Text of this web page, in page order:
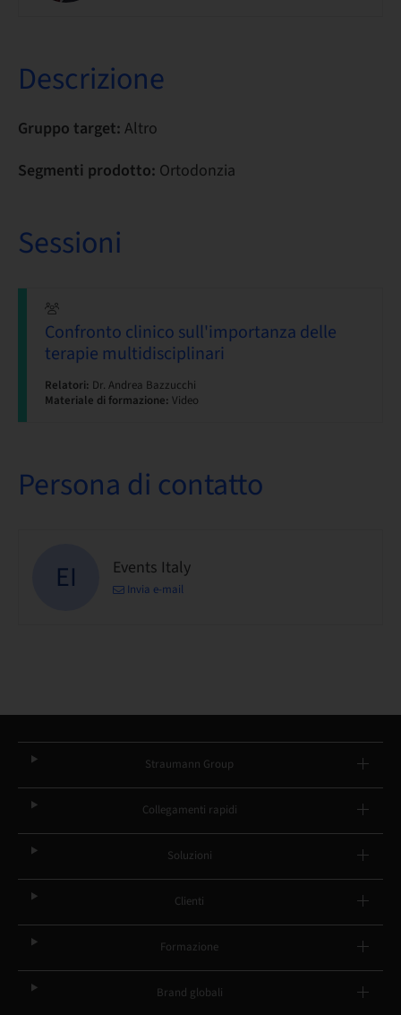
Descrizione
Gruppo target: Altro
Segmenti prodotto: Ortodonzia
Sessioni
Confronto clinico sull'importanza delle
terapie multidisciplinari
Relatori: Dr. Andrea Bazzucchi
Materiale di formazione: Video
Persona di contatto
EI Events Italy
Invia e-mail
Straumann Group
Collegamenti rapidi
Soluzioni
Clienti
Formazione
Brand globali